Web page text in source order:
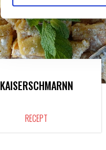
KAISERSCHMARNN
RECEPT